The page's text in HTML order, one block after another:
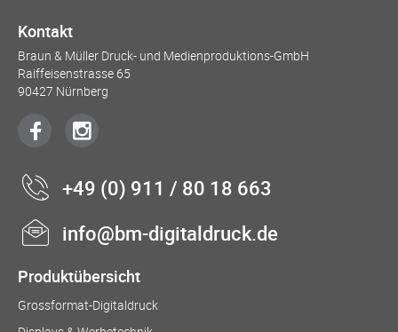
Kontakt
Braun & Müller Druck- und Medienproduktions-GmbH
Raiffeisenstrasse 65
90427 Nürnberg
+49 (0) 911 / 80 18 663
info@bm-digitaldruck.de
Produktübersicht
Grossformat-Digitaldruck